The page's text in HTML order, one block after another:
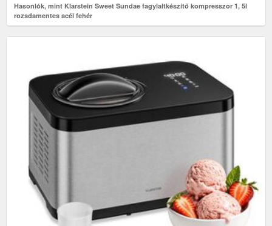
Hasonlók, mint Klarstein Sweet Sundae fagylaltkészítő kompresszor 1, 5l
rozsdamentes acél fehér